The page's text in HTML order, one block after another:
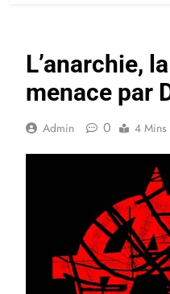
L’anarchie,
menace par
Admin 0 4 Mins